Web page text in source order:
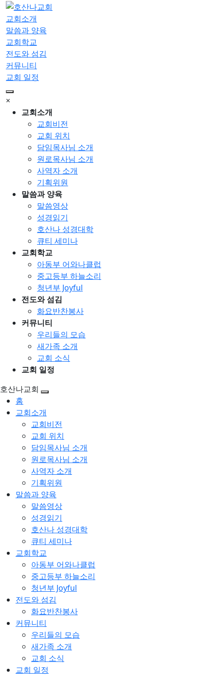
교회소개
말씀과 양육
교회학교
전도와 섬김
커뮤니티
교회 일정
×
교회소개
교회비전
교회 위치
담임목사님 소개
원로목사님 소개
사역자 소개
기획위원
말씀과 양육
말씀영상
성경읽기
호산나 성경대학
큐티 세미나
교회학교
아동부 어와나클럽
중고등부 하늘소리
청년부 Joyful
전도와 섬김
화요반찬봉사
커뮤니티
우리들의 모습
새가족 소개
교회 소식
교회 일정
호산나교회
홈
교회소개
교회비전
교회 위치
담임목사님 소개
원로목사님 소개
사역자 소개
기획위원
말씀과 양육
말씀영상
성경읽기
호산나 성경대학
큐티 세미나
교회학교
아동부 어와나클럽
중고등부 하늘소리
청년부 Joyful
전도와 섬김
화요반찬봉사
커뮤니티
우리들의 모습
새가족 소개
교회 소식
교회 일정